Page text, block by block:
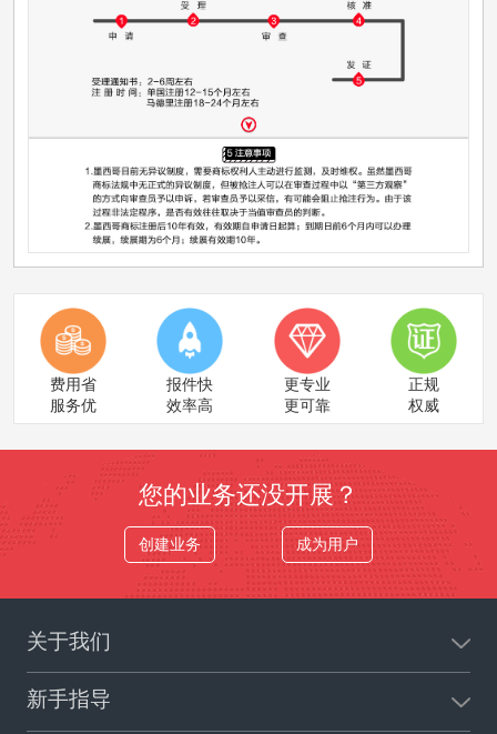
费用省
服务优
报件快
效率高
更专业
更可靠
正规
权威
您的业务还没开展？
创建业务 成为用户
关于我们
新手指导